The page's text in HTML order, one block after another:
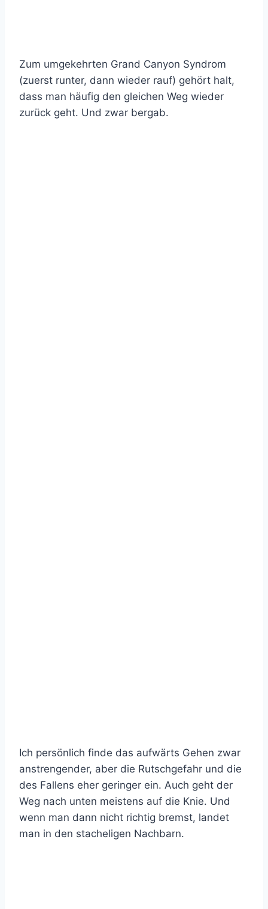
Zum umgekehrten Grand Canyon Syndrom
(zuerst runter, dann wieder rauf) gehört halt,
dass man häufig den gleichen Weg wieder
zurück geht. Und zwar bergab.
Ich persönlich finde das aufwärts Gehen zwar
anstrengender, aber die Rutschgefahr und die
des Fallens eher geringer ein. Auch geht der
Weg nach unten meistens auf die Knie. Und
wenn man dann nicht richtig bremst, landet
man in den stacheligen Nachbarn.